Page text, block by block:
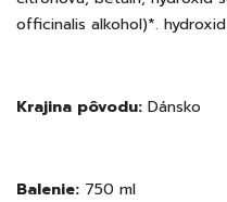
officinalis alkohol)*.
Krajina pôvodu: Dánsko
Balenie: 750 ml